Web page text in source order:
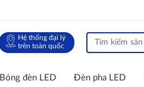
Hệ thống đại lý
trên toàn quốc
Bóng đèn LED Đèn pha LED